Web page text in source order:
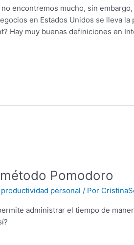
encontremos mucho, sin
en Estados Unidos se lleva
Hay muy buenas definiciones en
Pomodoro
productividad personal / Por
administrar el tiempo de